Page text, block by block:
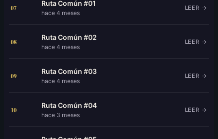
07
Ruta Común #01
hace 4 meses
LEER →
08
Ruta Común #02
hace 4 meses
LEER →
09
Ruta Común #03
hace 4 meses
LEER →
10
Ruta Común #04
hace 3 meses
LEER →